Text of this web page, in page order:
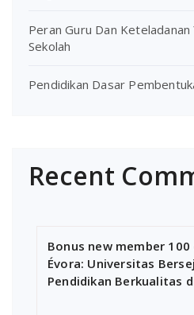
Peran Guru Dan
Sekolah
Pendidikan Dasar
Recent
Bonus new member 100
Évora: Universitas
Pendidikan Berkualitas